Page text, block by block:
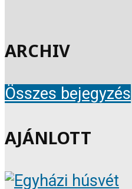
ARCHIV
Összes bejegyzés
AJÁNLOTT